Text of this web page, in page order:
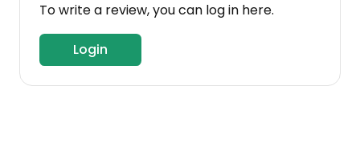
To write a review, you can log in here.
Login